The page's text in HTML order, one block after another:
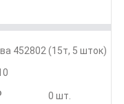
452802 (15т, 5 шток)
0 шт.